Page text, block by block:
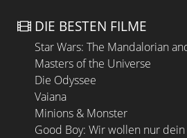
DIE BESTEN FILME
Star Wars: The Mandalorian
Masters of the Universe
Die Odyssee
Vaiana
Minions & Monster
Good Boy: Wir wollen nur dein